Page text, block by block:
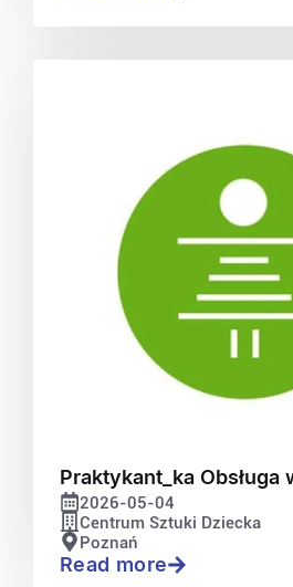
Praktykant_ka Obsługa
2026-05-04
Centrum Sztuki Dziecka
Poznań
Read more